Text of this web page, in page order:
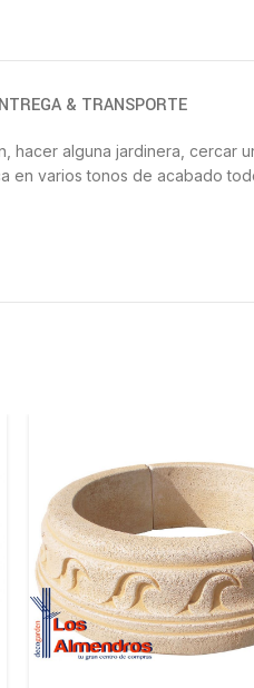
& TRANSPORTE
alguna jardinera, cercar
en varios tonos de acabado